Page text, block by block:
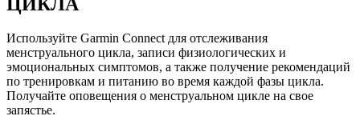
ЦИКЛА
Используйте Garmin Connect для отслеживания
менструального цикла, записи физиологических и
эмоциональных симптомов, а также получение рекомендаций
по тренировкам и питанию во время каждой фазы цикла.
Получайте оповещения о менструальном цикле на свое
запястье.